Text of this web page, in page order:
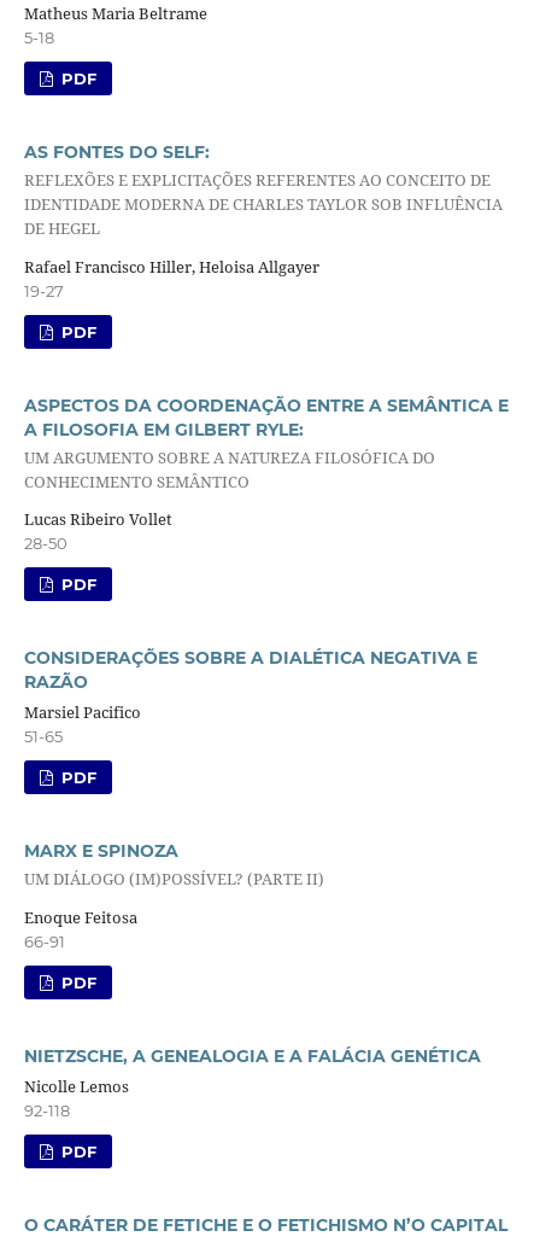
Matheus Maria Beltrame
5-18
PDF
AS FONTES DO SELF:
REFLEXÕES E EXPLICITAÇÕES REFERENTES AO CONCEITO DE
IDENTIDADE MODERNA DE CHARLES TAYLOR SOB INFLUÊNCIA
DE HEGEL
Rafael Francisco Hiller, Heloisa Allgayer
19-27
PDF
ASPECTOS DA COORDENAÇÃO ENTRE A SEMÂNTICA E
A FILOSOFIA EM GILBERT RYLE:
UM ARGUMENTO SOBRE A NATUREZA FILOSÓFICA DO
CONHECIMENTO SEMÂNTICO
Lucas Ribeiro Vollet
28-50
PDF
CONSIDERAÇÕES SOBRE A DIALÉTICA NEGATIVA E
RAZÃO
Marsiel Pacifico
51-65
PDF
MARX E SPINOZA
UM DIÁLOGO (IM)POSSÍVEL? (PARTE II)
Enoque Feitosa
66-91
PDF
NIETZSCHE, A GENEALOGIA E A FALÁCIA GENÉTICA
Nicolle Lemos
92-118
PDF
O CARÁTER DE FETICHE E O FETICHISMO N’O CAPITAL